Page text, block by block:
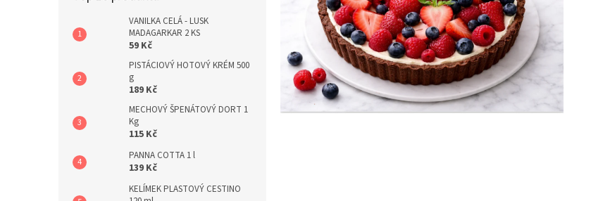
VANILKA CELÁ - LUSK
MADAGARKAR 2 KS
59 Kč
PISTÁCIOVÝ HOTOVÝ KRÉM 500
g
189 Kč
MECHOVÝ ŠPENÁTOVÝ DORT 1
Kg
115 Kč
PANNA COTTA 1 l
139 Kč
KELÍMEK PLASTOVÝ CESTINO